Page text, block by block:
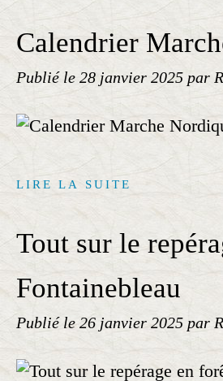
Calendrier
Publié le 28 janvier 2025 par
LIRE LA SUITE
Tout sur le
Fontainebleau
Publié le26 janvier 2025 par